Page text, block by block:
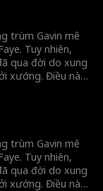
ra xa, cô dần
trùm Gavin mê
Tuy nhiên,
qua đời do xung
xướng. Điều này
ra xa, cô dần
trùm Gavin mê
Tuy nhiên,
qua đời do xung
xướng. Điều này